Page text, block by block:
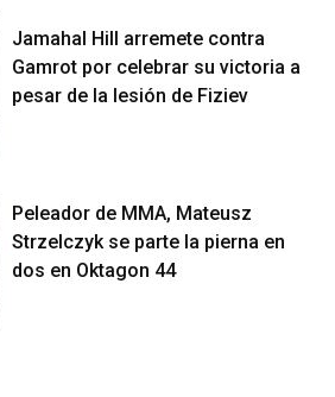
Jamahal Hill arremete contra
Gamrot por celebrar su victoria a
pesar de la lesión de Fiziev
Peleador de MMA, Mateusz
Strzelczyk se parte la pierna en
dos en Oktagon 44